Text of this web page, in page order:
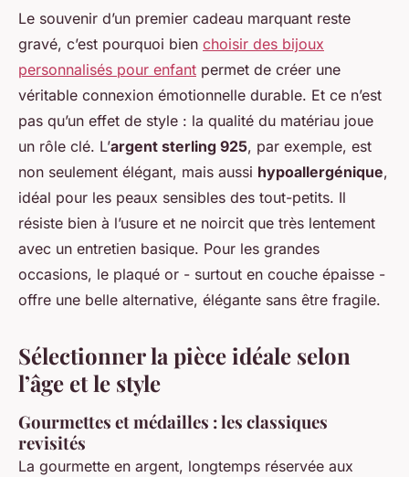
Le souvenir d’un premier cadeau marquant reste
gravé, c’est pourquoi bien choisir des bijoux
personnalisés pour enfant permet de créer une
véritable connexion émotionnelle durable. Et ce n’est
pas qu’un effet de style : la qualité du matériau joue
un rôle clé. L’argent sterling 925, par exemple, est
non seulement élégant, mais aussi hypoallergénique,
idéal pour les peaux sensibles des tout-petits. Il
résiste bien à l’usure et ne noircit que très lentement
avec un entretien basique. Pour les grandes
occasions, le plaqué or - surtout en couche épaisse -
offre une belle alternative, élégante sans être fragile.
Sélectionner la pièce idéale selon
l’âge et le style
Gourmettes et médailles : les classiques
revisités
La gourmette en argent, longtemps réservée aux